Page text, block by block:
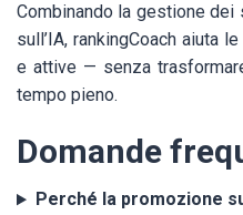
Combinando la gestione
sull’IA, rankingCoach aiuta
e attive — senza
tempo pieno.
Domande
Perché la promozione